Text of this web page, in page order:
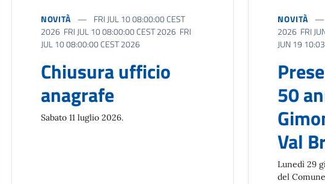
NOVITÀ
FRI JUL 10 08:00:00 CEST
2026 FRI JUL 10 08:00:00 CEST 2026 FRI
JUL 10 08:00:00 CEST 2026
Chiusura ufficio
anagrafe
Sabato 11 luglio 2026.
NOVITÀ
2026 FRI
JUN 19
50
Val
Lunedì 29
del